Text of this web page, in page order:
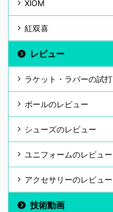
XIOM
紅双喜
レビュー
ラケット・ラバーの試打
ボールのレビュー
シューズのレビュー
ユニフォームのレビュー
アクセサリーのレビュー
技術動画